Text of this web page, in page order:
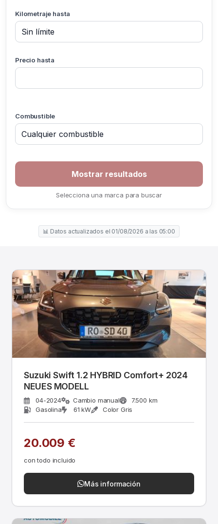
Kilometraje hasta
Precio hasta
Combustible
Selecciona una marca para buscar
📊 Datos actualizados el 01/08/2026 a las 05:00
Suzuki Swift 1.2 HYBRID Comfort+ 2024
NEUES MODELL
04-2024 Cambio manual
7.500 km
Gasolina
61 kW Color Gris
20.009 €
con todo incluido
Más información